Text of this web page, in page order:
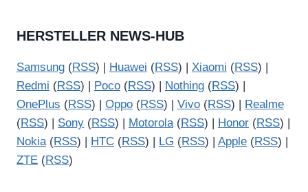
HERSTELLER NEWS-HUB
Samsung (RSS) | Huawei (RSS) | Xiaomi (RSS) |
Redmi (RSS) | Poco (RSS) | Nothing (RSS) |
OnePlus (RSS) | Oppo (RSS) | Vivo (RSS) |
Realme
(RSS) | Sony (RSS) | Motorola(RSS) | Honor (RSS) |
Nokia(RSS) | HTC (RSS) | LG (RSS) | Apple (RSS) |
ZTE (RSS)